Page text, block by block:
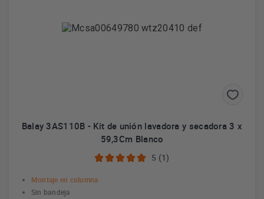
Balay 3AS110B - Kit de unión lavadora y secadora 3 x
59,3Cm Blanco
5 (1)
Montaje en columna
Sin bandeja